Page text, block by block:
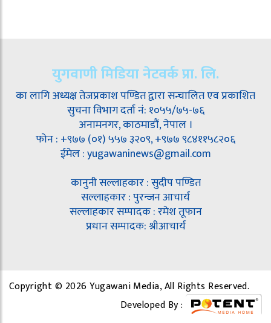
युगवाणी मिडिया नेटवर्क प्रा. लि.
का लागि अध्यक्ष तेजप्रकाश पण्डित द्वारा सन्चालित एव प्रकाशित
सुचना विभाग दर्ता नं: १०५५/७५-७६
अनामनगर, काठमाडौं, नेपाल ।
फोन : +९७७ (०१) ५५७ ३२०९, +९७७ ९८४११५८२०६
ईमेल : yugawaninews@gmail.com
कानुनी सल्लाहकार : सुदीप पण्डित
सल्लाहकार : पुरन्जन आचार्य
सल्लाहकार सम्पादक : रमेश तूफान
प्रधान सम्पादक: श्रीआचार्य
Copyright © 2026 Yugawani Media, All Rights Reserved.
Developed By :